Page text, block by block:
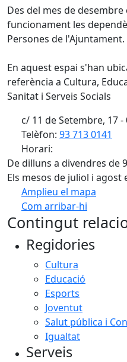
Des del mes de desembre
funcionament les
Persones de l'Ajuntament.
En aquest espai s'han
referència a Cultura,
Sanitat i Serveis Socials
c/ 11 de Setembre, 17 -
Telèfon: 93 713 0141
Horari:
De dilluns a divendres de
Els mesos de juliol i agost
Amplieu el mapa
Com arribar-hi
+
Contingut
Regidories
Cultura
Educació
Esports
Joventut
Salut pública i
Igualtat
Serveis